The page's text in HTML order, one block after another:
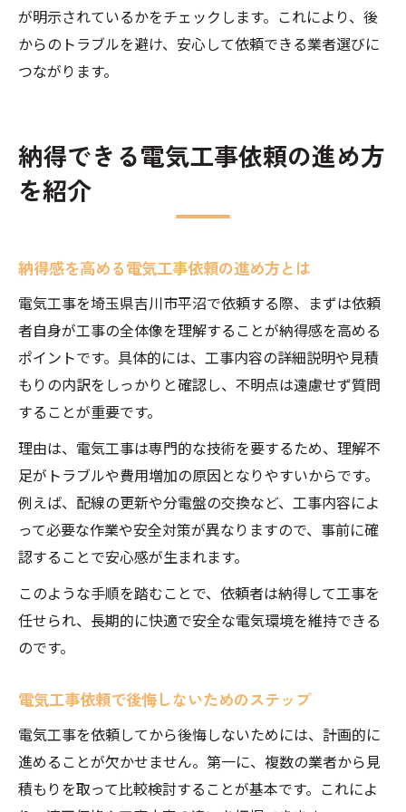
が明示されているかをチェックします。これにより、後
からのトラブルを避け、安心して依頼できる業者選びに
つながります。
納得できる電気工事依頼の進め方
を紹介
納得感を高める電気工事依頼の進め方とは
電気工事を埼玉県吉川市平沼で依頼する際、まずは依頼
者自身が工事の全体像を理解することが納得感を高める
ポイントです。具体的には、工事内容の詳細説明や見積
もりの内訳をしっかりと確認し、不明点は遠慮せず質問
することが重要です。
理由は、電気工事は専門的な技術を要するため、理解不
足がトラブルや費用増加の原因となりやすいからです。
例えば、配線の更新や分電盤の交換など、工事内容によ
って必要な作業や安全対策が異なりますので、事前に確
認することで安心感が生まれます。
このような手順を踏むことで、依頼者は納得して工事を
任せられ、長期的に快適で安全な電気環境を維持できる
のです。
電気工事依頼で後悔しないためのステップ
電気工事を依頼してから後悔しないためには、計画的に
進めることが欠かせません。第一に、複数の業者から見
積もりを取って比較検討することが基本です。これによ